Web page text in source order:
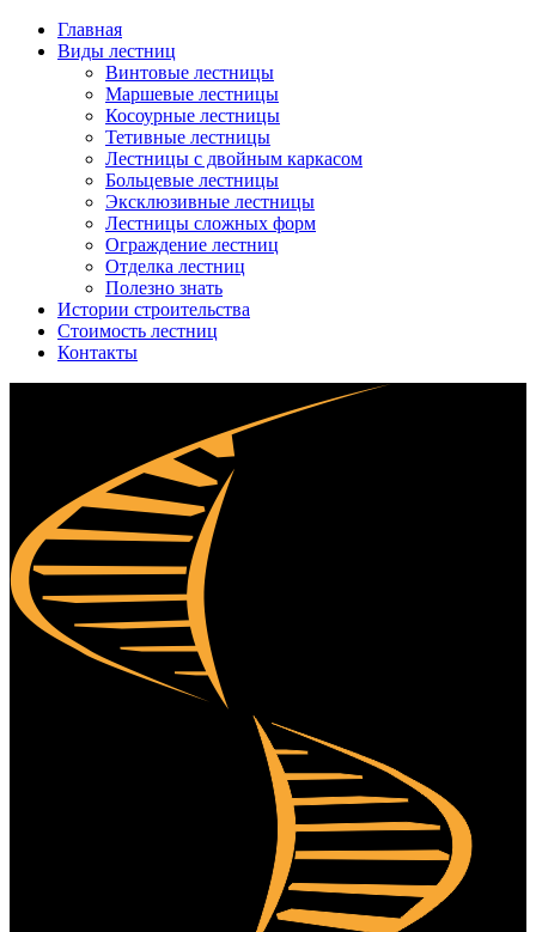
Главная
Виды лестниц
Винтовые лестницы
Маршевые лестницы
Косоурные лестницы
Тетивные лестницы
Лестницы с двойным каркасом
Больцевые лестницы
Эксклюзивные лестницы
Лестницы сложных форм
Ограждение лестниц
Отделка лестниц
Полезно знать
Истории строительства
Стоимость лестниц
Контакты